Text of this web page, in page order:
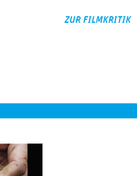
ZUR FILMKRITIK